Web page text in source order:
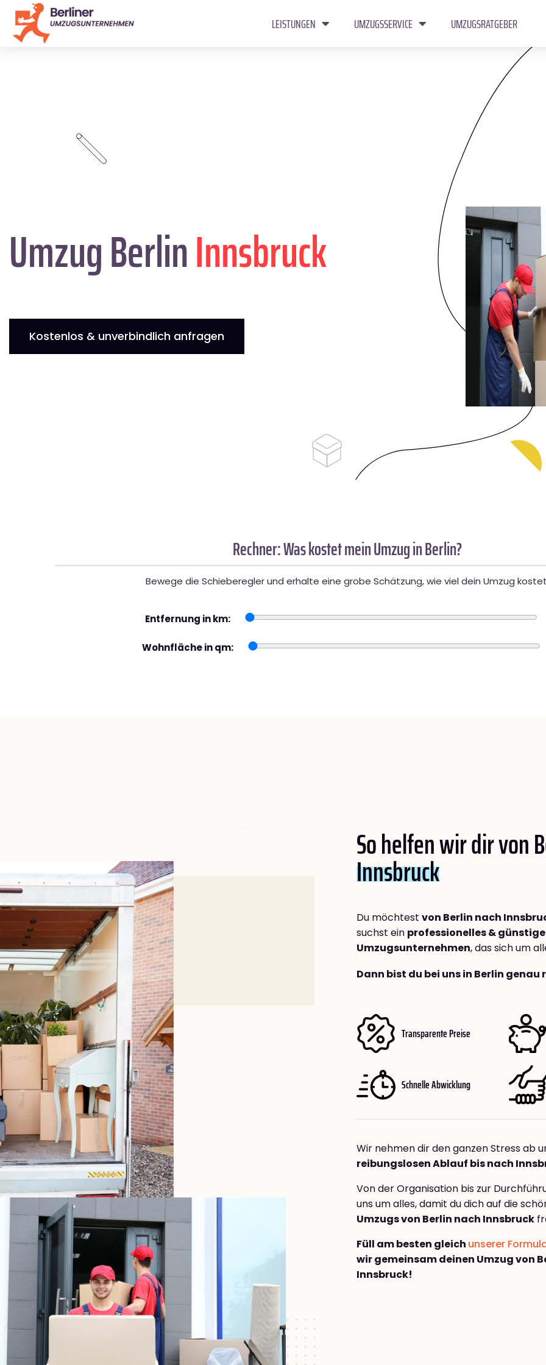
LEISTUNGEN UMZUGSSERVICE UMZUGSRATGEBER
Umzug BerlinInnsbruck
Kostenlos & unverbindlich anfragen
Rechner: Was kostet mein Umzug in Berlin?
Bewege die Schieberegler und erhalte eine grobe Schätzung, wie viel dein Umzug
Entfernung in km:
Wohnfläche in qm:
So helfen wir dir von
Innsbruck
Du möchtest von Berlin nach
suchst ein professionelles &
Umzugsunternehmen, das sich um
Dann bist du bei uns in Berlin
Transparente Preise
Schnelle Abwicklung
Wir nehmen dir den ganzen Stress ab
reibungslosen Ablauf bis nach
Von der Organisation bis zur
uns um alles, damit du dich auf die
Umzugs von Berlin nach Innsbruck
Füll am besten gleich unserer
wir gemeinsam deinen Umzug von
Innsbruck!